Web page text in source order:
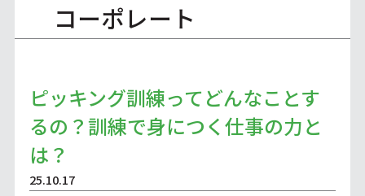
コーポレート
ピッキング訓練ってどんなことす
るの？訓練で身につく仕事の力と
は？
25.10.17